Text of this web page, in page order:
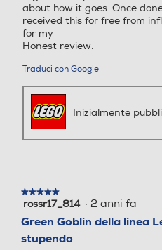
about how it goes. Once
received this for free from
for my
Honest review.
Traduci con Google
Inizialmente
★★★★★
★★★★★
5
5
stelle.
rossr17_814 · 2 anni fa
Green Goblin della linea
stupendo